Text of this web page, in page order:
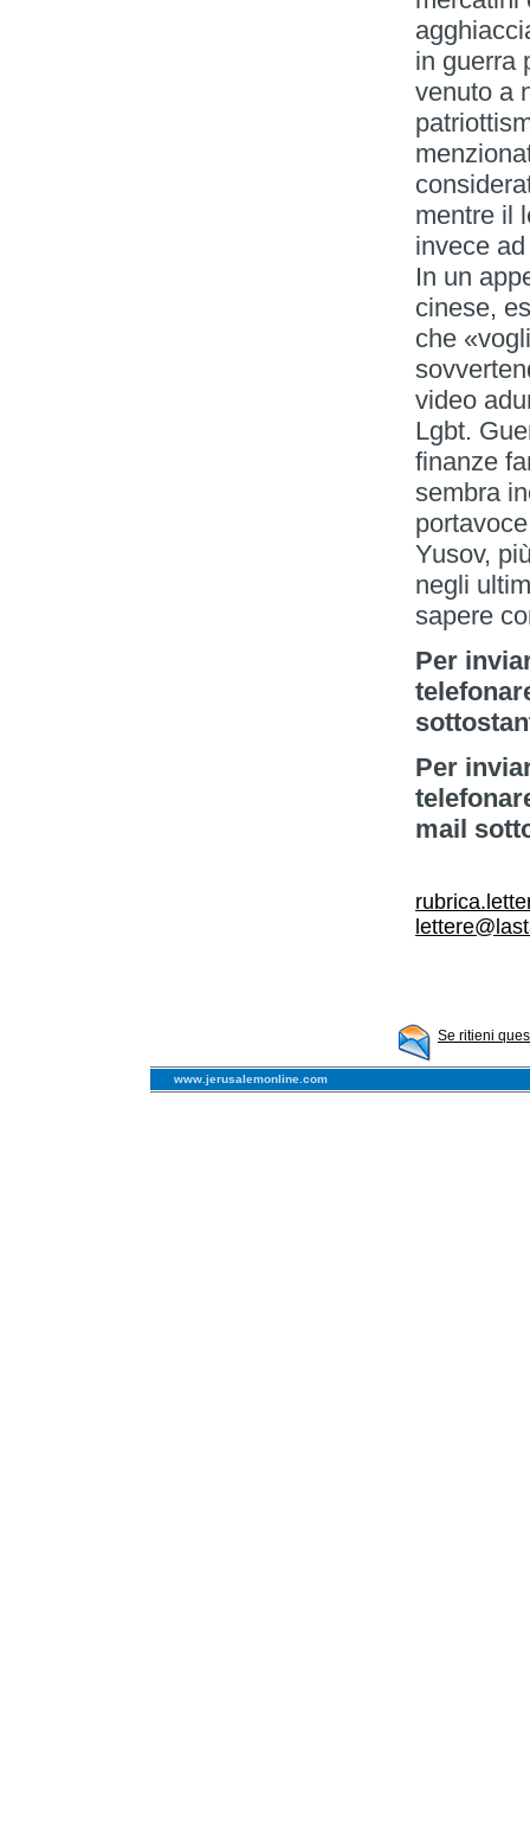
in guerra
venuto a
mentre il
invece
In un
cinese,
che
video
Lgbt.
finanze
sembra
Yusov,
negli
sapere
Per
Per
mail
Se ritieni
www.jerusalemonline.com